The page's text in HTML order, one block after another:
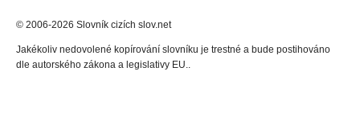
© 2006-2026 Slovník cizích slov.net
Jakékoliv nedovolené kopírování slovníku je trestné a bude postihováno
dle autorského zákona a legislativy EU..